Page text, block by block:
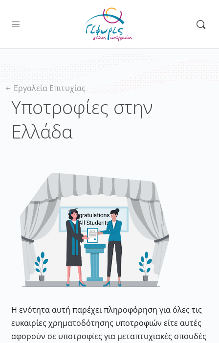
Εργαλεία Επιτυχίας
Υποτροφίες στην
Ελλάδα
Η ενότητα αυτή παρέχει πληροφόρηση για όλες τις
ευκαιρίες χρηματοδότησης υποτροφιών είτε αυτές
αφορούν σε υποτροφίες για μεταπτυχιακές σπουδές